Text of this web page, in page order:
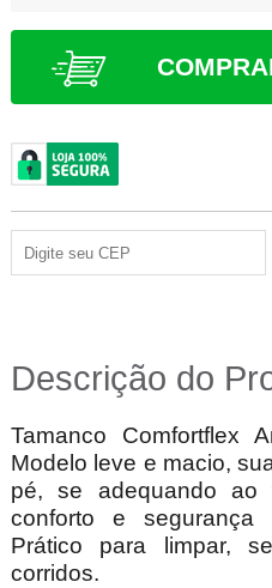
Descrição do
Tamanco Comfortflex
Modelo leve e macio,
pé, se adequando ao
conforto e
Prático para limpar,
corridos.